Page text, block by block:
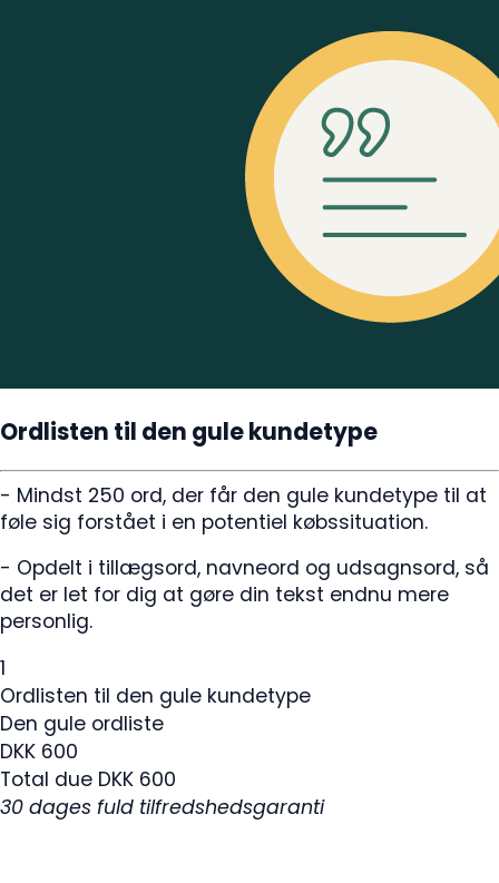
Ordlisten til den gule kundetype
- Mindst 250 ord, der får den gule kundetype til at
føle sig forstået i en potentiel købssituation.
- Opdelt i tillægsord, navneord og udsagnsord, så
det er let for dig at gøre din tekst endnu mere
personlig.
1
Ordlisten til den gule kundetype
Den gule ordliste
DKK 600
Total due DKK 600
30 dages fuld tilfredshedsgaranti